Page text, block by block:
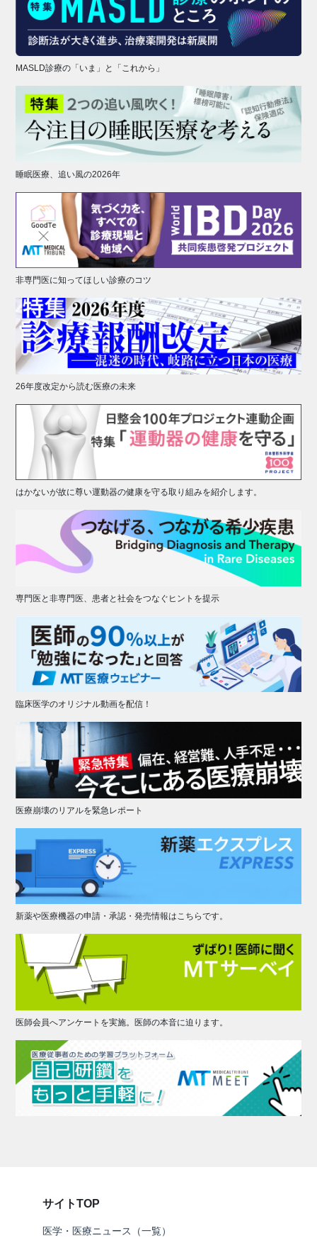
MASLD診療の「いま」と「これから」
睡眠医療、追い風の2026年
非専門医に知ってほしい診療のコツ
26年度改定から読む医療の未来
はかないが故に尊い運動器の健康を守る取り組みを紹介します。
専門医と非専門医、患者と社会をつなぐヒントを提示
臨床医学のオリジナル動画を配信！
医療崩壊のリアルを緊急レポート
新薬や医療機器の申請・承認・発売情報はこちらです。
医師会員へアンケートを実施。医師の本音に迫ります。
サイトTOP
医学・医療ニュース（一覧）